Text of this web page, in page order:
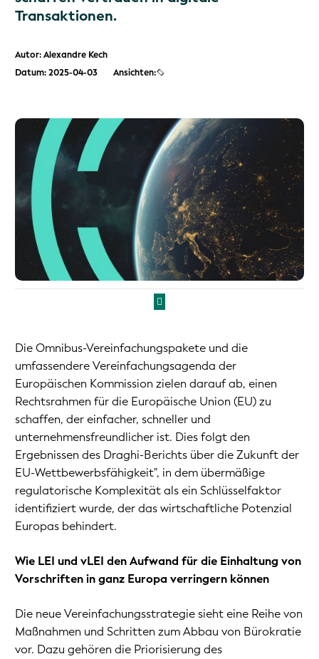
Transaktionen.
Autor: Alexandre Kech
Datum: 2025-04-03
Ansichten:
Die Omnibus-Vereinfachungspakete und die
umfassendere Vereinfachungsagenda der
Europäischen Kommission zielen darauf ab, einen
Rechtsrahmen für die Europäische Union (EU) zu
schaffen, der einfacher, schneller und
unternehmensfreundlicher ist. Dies folgt den
Ergebnissen des Draghi-Berichts über die Zukunft der
EU-Wettbewerbsfähigkeit", in dem übermäßige
regulatorische Komplexität als ein Schlüsselfaktor
identifiziert wurde, der das wirtschaftliche Potenzial
Europas behindert.
Wie LEI und vLEI den Aufwand für die Einhaltung von
Vorschriften in ganz Europa verringern können
Die neue Vereinfachungsstrategie sieht eine Reihe von
Maßnahmen und Schritten zum Abbau von Bürokratie
vor. Dazu gehören die Priorisierung des